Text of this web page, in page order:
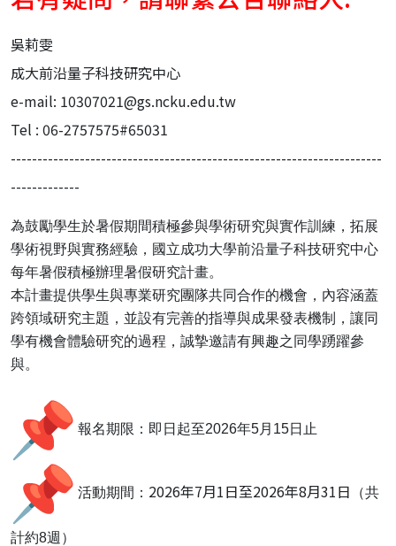
吳莉雯
成大前沿量子科技研究中心
e-mail: 10307021@gs.ncku.edu.tw
Tel : 06-2757575#65031
----------------------------------------------------------------------
-------------
為鼓勵學生於暑假期間積極參與學術研究與實作訓練， 拓展
學術視野與實務經驗， 國立成功大學前沿量子科技研究中心
每年暑假積極辦理暑假研究計畫。
本計畫提供學生與專業研究團隊共同合作的機會， 內容涵蓋
跨領域研究主題，並設有完善的指導與成果發表機制， 讓同
學有機會體驗研究的過程，誠摯邀請有興趣之同學踴躍參
與。
報名期限：即日起至2026年5月15日止
活動期間： 2026年7月1日至2026年8月31日 （共
計約8週）